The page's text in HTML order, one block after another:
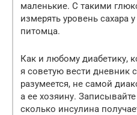
маленькие. С такими
измерять уровень сахара
питомца.
Как и любому диабетику,
я советую вести дневник
разумеется, не самой
а ее хозяину.
сколько инсулина